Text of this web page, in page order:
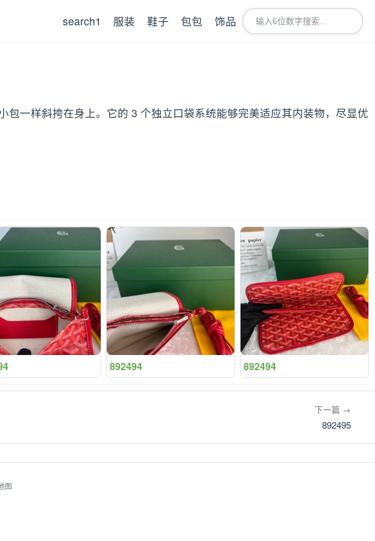
search1 服装 鞋子 包包 饰品
一样斜挎在身上。它的 3 个独立口袋系统能够完美适应其内装物，尽显优
892494 892494
下一篇 →
892495
图